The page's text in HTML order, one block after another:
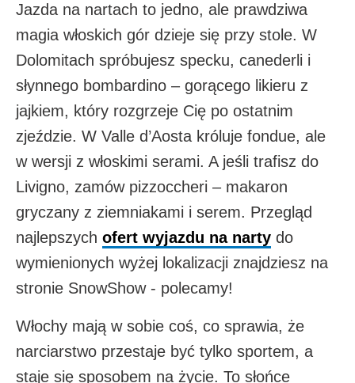
Jazda na nartach to jedno, ale prawdziwa
magia włoskich gór dzieje się przy stole. W
Dolomitach spróbujesz specku, canederli i
słynnego bombardino – gorącego likieru z
jajkiem, który rozgrzeje Cię po ostatnim
zjeździe. W Valle d’Aosta króluje fondue, ale
w wersji z włoskimi serami. A jeśli trafisz do
Livigno, zamów pizzoccheri – makaron
gryczany z ziemniakami i serem. Przegląd
najlepszych ofert wyjazdu na narty do
wymienionych wyżej lokalizacji znajdziesz na
stronie SnowShow - polecamy!
Włochy mają w sobie coś, co sprawia, że
narciarstwo przestaje być tylko sportem, a
staje się sposobem na życie. To słońce